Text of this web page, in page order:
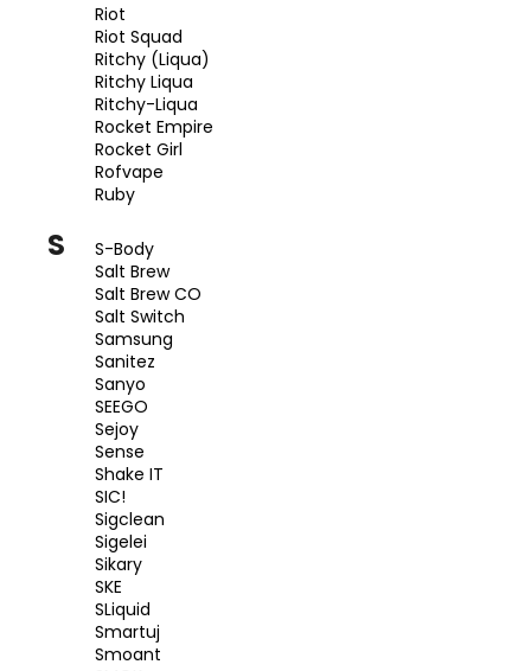
Riot
Riot Squad
Ritchy (Liqua)
Ritchy Liqua
Ritchy-Liqua
Rocket Empire
Rocket Girl
Rofvape
Ruby
S
S-Body
Salt Brew
Salt Brew CO
Salt Switch
Samsung
Sanitez
Sanyo
SEEGO
Sejoy
Sense
Shake IT
SIC!
Sigclean
Sigelei
Sikary
SKE
SLiquid
Smartuj
Smoant